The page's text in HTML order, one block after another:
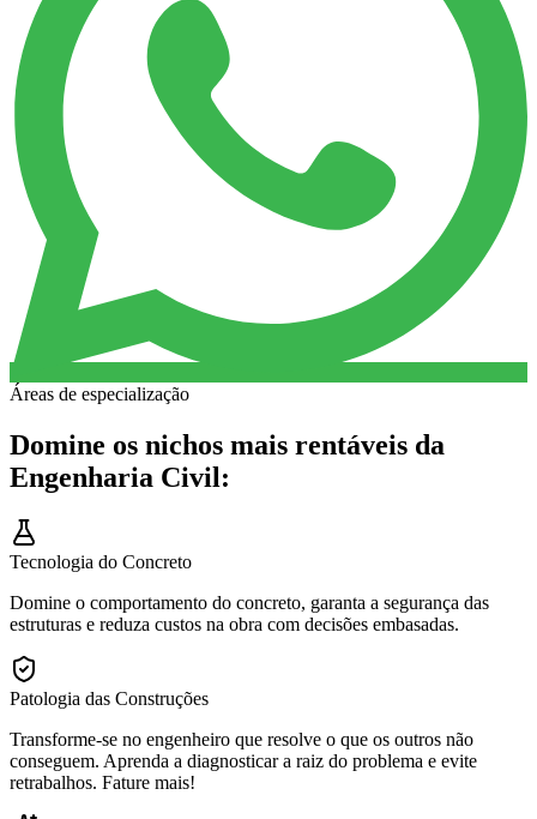
Áreas de especialização
Domine os nichos mais rentáveis da
Engenharia Civil:
Tecnologia do Concreto
Domine o comportamento do concreto, garanta a segurança das
estruturas e reduza custos na obra com decisões embasadas.
Patologia das Construções
Transforme-se no engenheiro que resolve o que os outros não
conseguem. Aprenda a diagnosticar a raiz do problema e evite
retrabalhos. Fature mais!